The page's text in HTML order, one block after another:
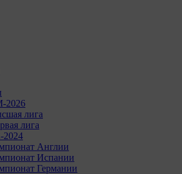
2026
лига
лига
2024
Англии
Испании
Германии